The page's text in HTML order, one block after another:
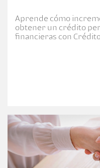
Aprende cómo
obtener un crédito
financieras con Crédito